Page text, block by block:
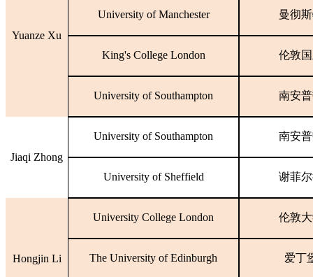
Yuanze Xu
University of Manchester 曼彻
King's College London 伦敦
University of Southampton 南安
Jiaqi Zhong
University of Southampton 南安
University of Sheffield 谢菲
Hongjin Li
University College London 伦敦
The University of Edinburgh 爱丁